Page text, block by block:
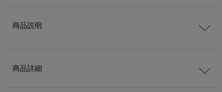
商品説明
商品詳細